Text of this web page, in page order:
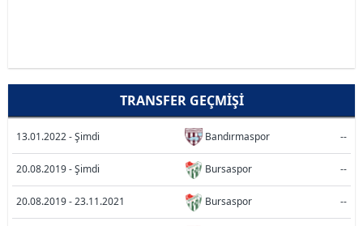
TRANSFER GEÇMIŞI
13.01.2022 - Şimdi Bandırmaspor --
20.08.2019 - Şimdi Bursaspor --
20.08.2019 - 23.11.2021 Bursaspor --